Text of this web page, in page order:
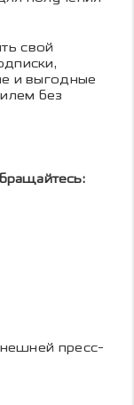
свой
и выгодные
без
пресс-